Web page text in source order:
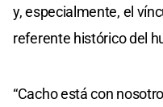
y, especialmente, el
referente histórico del
“Cacho está con